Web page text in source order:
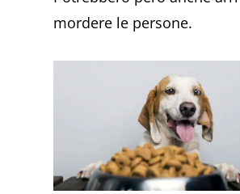
mordere le persone.